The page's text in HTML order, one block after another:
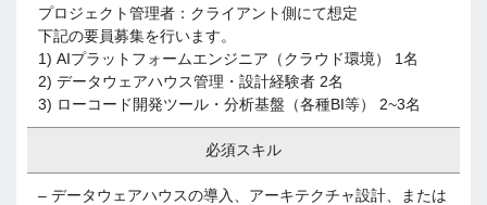
プロジェクト管理者：クライアント側にて想定
下記の要員募集を行います。
1) AIプラットフォームエンジニア（クラウド環境） 1名
2) データウェアハウス管理・設計経験者 2名
3) ローコード開発ツール・分析基盤（各種BI等） 2~3名
必須スキル
– データウェアハウスの導入、アーキテクチャ設計、または